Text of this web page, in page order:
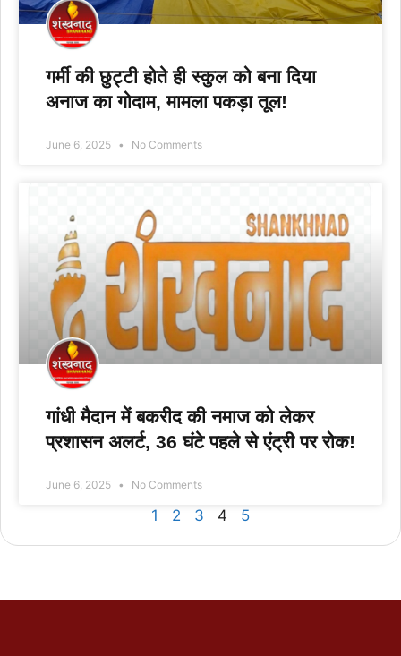
गर्मी की छुट्टी होते ही स्कुल को बना दिया
अनाज का गोदाम, मामला पकड़ा तूल!
June 6, 2025 No Comments
गांधी मैदान में बकरीद की नमाज को लेकर
प्रशासन अलर्ट, 36 घंटे पहले से एंट्री पर रोक!
June 6, 2025 No Comments
1 2 3 4 5